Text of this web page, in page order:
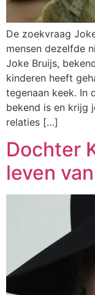
De zoekvraag
mensen dezelfde
Joke Bruijs,
kinderen heeft
tegenaan keek. In
bekend is en krijg
relaties […]
Dochter
leven